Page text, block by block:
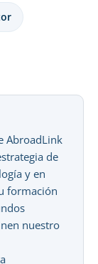
AbroadLink
de
y en
formación
nuestro